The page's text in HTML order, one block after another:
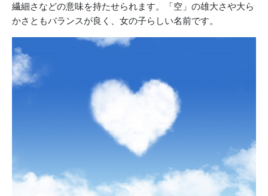
繊細さなどの意味を持たせられます。「空」の雄大さや大ら
かさともバランスが良く、女の子らしい名前です。